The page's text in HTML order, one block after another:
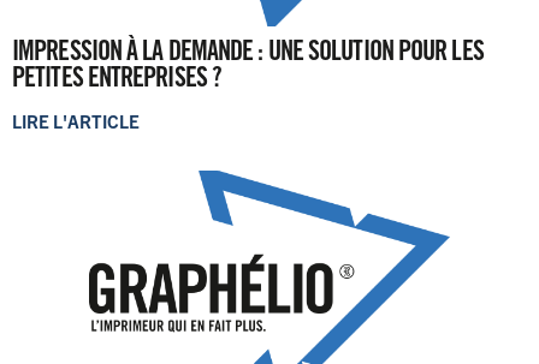
IMPRESSION À LA DEMANDE : UNE SOLUTION POUR LES
PETITES ENTREPRISES ?
LIRE L'ARTICLE